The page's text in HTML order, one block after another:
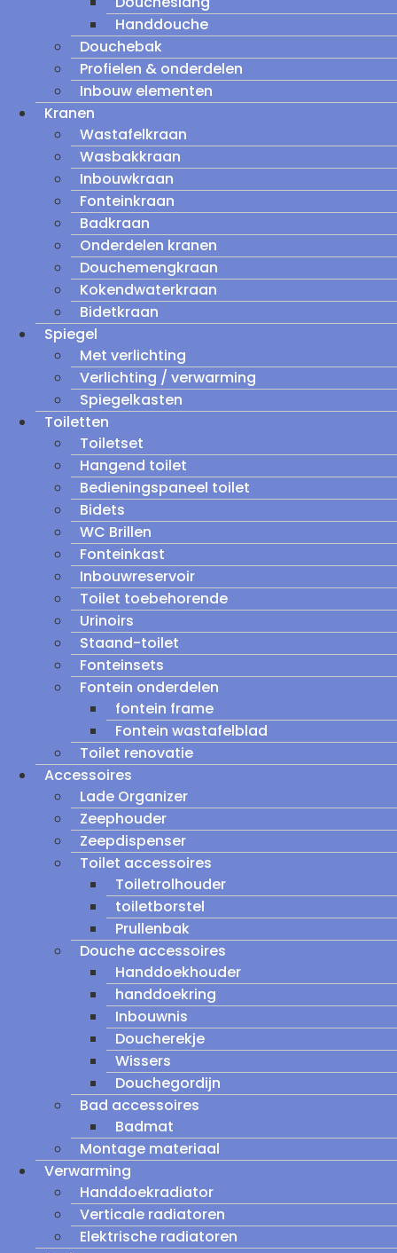
Handdouche
Douchebak
Profielen & onderdelen
Inbouw elementen
Kranen
Wastafelkraan
Wasbakkraan
Inbouwkraan
Fonteinkraan
Badkraan
Onderdelen kranen
Douchemengkraan
Kokendwaterkraan
Bidetkraan
Spiegel
Met verlichting
Verlichting / verwarming
Spiegelkasten
Toiletten
Toiletset
Hangend toilet
Bedieningspaneel toilet
Bidets
WC Brillen
Fonteinkast
Inbouwreservoir
Toilet toebehorende
Urinoirs
Staand-toilet
Fonteinsets
Fontein onderdelen
fontein frame
Fontein wastafelblad
Toilet renovatie
Accessoires
Lade Organizer
Zeephouder
Zeepdispenser
Toilet accessoires
Toiletrolhouder
toiletborstel
Prullenbak
Douche accessoires
Handdoekhouder
handdoekring
Inbouwnis
Doucherekje
Wissers
Douchegordijn
Bad accessoires
Badmat
Montage materiaal
Verwarming
Handdoekradiator
Verticale radiatoren
Elektrische radiatoren